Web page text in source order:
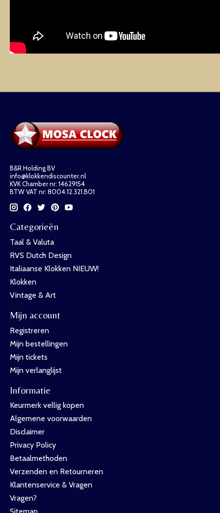
B&R Holding BV
info@klokkendiscounter.nl
KVK Chamber nr: 14629154
BTW VAT nr: 8004.12.321.B01
Categorieën
Taal & Valuta
RVS Dutch Design
Italiaanse Klokken NIEUW!
Klokken
Vintage & Art
Mijn account
Registreren
Mijn bestellingen
Mijn tickets
Mijn verlanglijst
Informatie
Keurmerk vellig kopen
Algemene voorwaarden
Disclaimer
Privacy Policy
Betaalmethoden
Verzenden en Retourneren
Klantenservice & Vragen
Vragen?